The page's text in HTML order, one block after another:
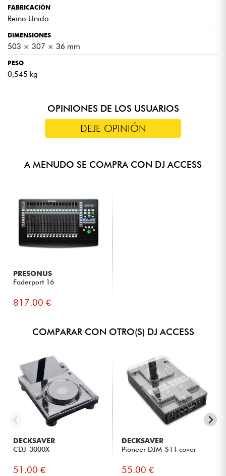
FABRICACIÓN
Reino Unido
DIMENSIONES
503 × 307 × 36 mm
PESO
0,545 kg
OPINIONES DE LOS USUARIOS
DEJE OPINIÓN
A MENUDO SE COMPRA CON DJ ACCESS
PRESONUS
Faderport 16
817.00 €
COMPARAR CON OTRO(S) DJ ACCESS
DECKSAVER
CDJ-3000X
51.00 €
DECKSAVER
Pioneer DJM-S11 cover
55.00 €